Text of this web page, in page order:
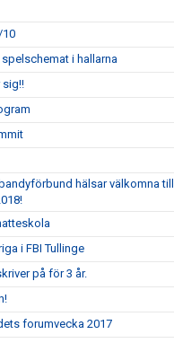
i hallarna
hälsar välkomna till
i FBI Tullinge
på för 3 år.
forumvecka 2017